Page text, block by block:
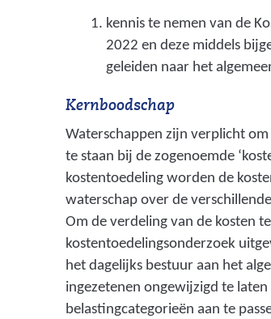
kennis te nemen van de
2022 en deze middels
geleiden naar het
Kernboodschap
Waterschappen zijn verplicht
te staan bij de zogenoemde
kostentoedeling worden de
waterschap over de
Om de verdeling van de kosten
kostentoedelingsonderzoek
het dagelijks bestuur aan het
ingezetenen ongewijzigd te
belastingcategorieën aan te